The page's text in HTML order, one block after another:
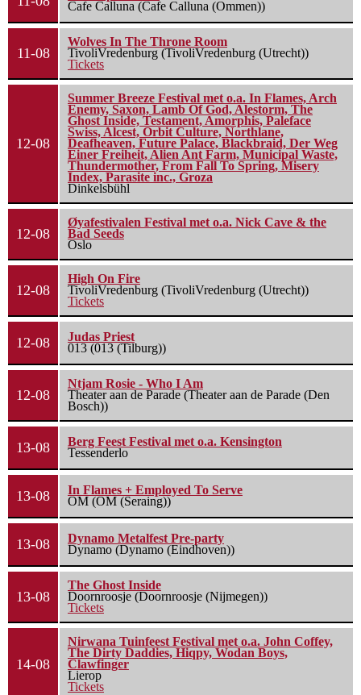
Cafe Calluna (Cafe Calluna (Ommen))
11-08
Wolves In The Throne Room
TivoliVredenburg (TivoliVredenburg (Utrecht))
Tickets
12-08
Summer Breeze Festival met o.a. In Flames, Arch
Enemy, Saxon, Lamb Of God, Alestorm, The
Ghost Inside, Testament, Amorphis, Paleface
Swiss, Alcest, Orbit Culture, Northlane,
Deafheaven, Future Palace, Blackbraid, Der Weg
Einer Freiheit, Alien Ant Farm, Municipal Waste,
Thundermother, From Fall To Spring, Misery
Index, Parasite inc., Groza
Dinkelsbühl
12-08
Øyafestivalen Festival met o.a. Nick Cave & the
Bad Seeds
Oslo
12-08
High On Fire
TivoliVredenburg (TivoliVredenburg (Utrecht))
Tickets
12-08
Judas Priest
013 (013 (Tilburg))
12-08
Ntjam Rosie - Who I Am
Theater aan de Parade (Theater aan de Parade (Den
Bosch))
13-08
Berg Feest Festival met o.a. Kensington
Tessenderlo
13-08
In Flames + Employed To Serve
OM (OM (Seraing))
13-08
Dynamo Metalfest Pre-party
Dynamo (Dynamo (Eindhoven))
13-08
The Ghost Inside
Doornroosje (Doornroosje (Nijmegen))
Tickets
14-08
Nirwana Tuinfeest Festival met o.a. John Coffey,
The Dirty Daddies, Hiqpy, Wodan Boys,
Clawfinger
Lierop
Tickets